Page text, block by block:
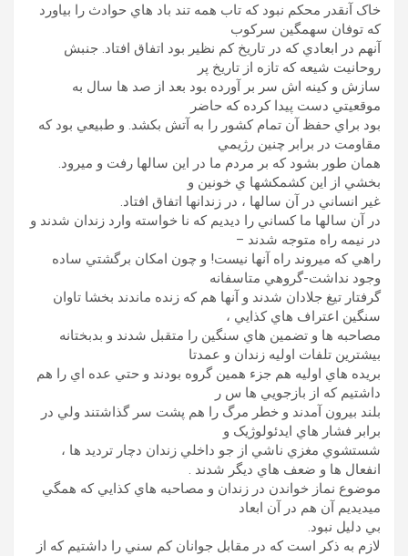
خاک آنقدر محکم نبود که تاب همه تند باد هاي حوادث را بياورد
که توفان سهمگين سرکوب
آنهم در ابعادي که در تاريخ کم نظير بود اتفاق افتاد. جنبش
روحانيت شيعه که تازه از تاريخ پر
سازش و کينه اش سر بر آورده بود بعد از صد ها سال به
موقعيتي دست پيدا کرده که حاضر
بود براي حفظ آن تمام کشور را به آتش بکشد. و طبيعي بود که
مقاومت در برابر چنين رژيمي
همان طور بشود که بر مردم ما در اين سالها رفت و ميرود.
بخشي از اين کشمکشها ي خونين و
غير انساني در آن سالها ، در زندانها اتفاق افتاد.
در آن سالها ما کساني را ديديم که نا خواسته وارد زندان شدند و
در نيمه راه متوجه شدند –
راهي که ميروند راه آنها نيست! و چون امکان برگشتي ساده
وجود نداشت-گروهي متاسفانه
گرفتار تيغ جلادان شدند و آنها هم که زنده ماندند بخشا تاوان
سنگين اعتراف هاي کذايي ،
مصاحبه ها و تضمين هاي سنگين را متقبل شدند و بدبختانه
بيشترين تلفات اوليه زندان و عمدتا
بريده هاي اوليه هم جزء همين گروه بودند و حتي عده اي را هم
داشتيم که از بازجويي ها س ر
بلند بيرون آمدند و خطر مرگ را هم پشت سر گذاشتند ولي در
برابر فشار هاي ايدئولوژيک و
شستشوي مغزي ناشي از جو داخلي زندان دچار ترديد ها ،
انفعال ها و ضعف هاي ديگر شدند .
موضوع نماز خواندن در زندان و مصاحبه هاي کذايي که همگي
ميديديم آن هم در آن ابعاد
بي دليل نبود.
لازم به ذکر است که در مقابل جوانان کم سني را داشتيم که از